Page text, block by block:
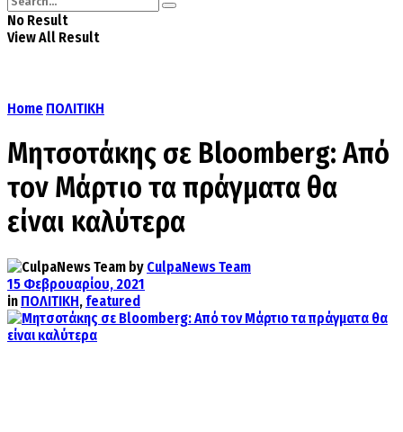
No Result
View All Result
Home ΠΟΛΙΤΙΚΗ
Μητσοτάκης σε Bloomberg: Από
τον Μάρτιο τα πράγματα θα
είναι καλύτερα
by CulpaNews Team
15 Φεβρουαρίου, 2021
in ΠΟΛΙΤΙΚΗ, featured